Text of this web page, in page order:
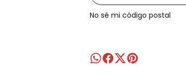
No sé mi código postal